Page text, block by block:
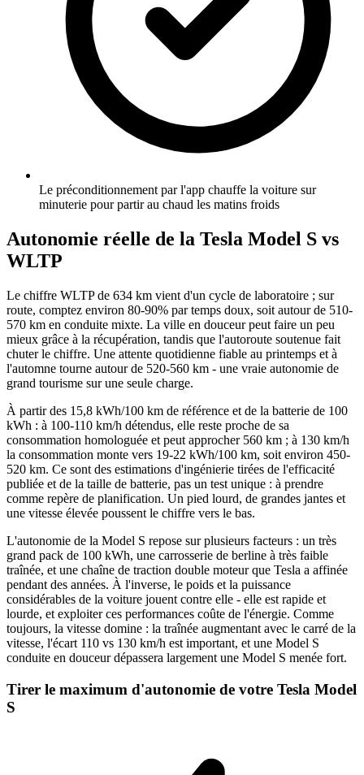
Le préconditionnement par l'app chauffe la voiture sur
minuterie pour partir au chaud les matins froids
Autonomie réelle de la Tesla Model S vs
WLTP
Le chiffre WLTP de 634 km vient d'un cycle de laboratoire ; sur
route, comptez environ 80-90% par temps doux, soit autour de 510-
570 km en conduite mixte. La ville en douceur peut faire un peu
mieux grâce à la récupération, tandis que l'autoroute soutenue fait
chuter le chiffre. Une attente quotidienne fiable au printemps et à
l'automne tourne autour de 520-560 km - une vraie autonomie de
grand tourisme sur une seule charge.
À partir des 15,8 kWh/100 km de référence et de la batterie de 100
kWh : à 100-110 km/h détendus, elle reste proche de sa
consommation homologuée et peut approcher 560 km ; à 130 km/h
la consommation monte vers 19-22 kWh/100 km, soit environ 450-
520 km. Ce sont des estimations d'ingénierie tirées de l'efficacité
publiée et de la taille de batterie, pas un test unique : à prendre
comme repère de planification. Un pied lourd, de grandes jantes et
une vitesse élevée poussent le chiffre vers le bas.
L'autonomie de la Model S repose sur plusieurs facteurs : un très
grand pack de 100 kWh, une carrosserie de berline à très faible
traînée, et une chaîne de traction double moteur que Tesla a affinée
pendant des années. À l'inverse, le poids et la puissance
considérables de la voiture jouent contre elle - elle est rapide et
lourde, et exploiter ces performances coûte de l'énergie. Comme
toujours, la vitesse domine : la traînée augmentant avec le carré de la
vitesse, l'écart 110 vs 130 km/h est important, et une Model S
conduite en douceur dépassera largement une Model S menée fort.
Tirer le maximum d'autonomie de votre Tesla Model
S